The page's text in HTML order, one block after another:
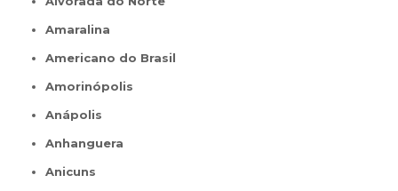
Amaralina
Americano do Brasil
Amorinópolis
Anápolis
Anhanguera
Anicuns